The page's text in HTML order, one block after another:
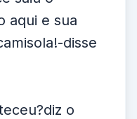
aqui e sua
disse
o